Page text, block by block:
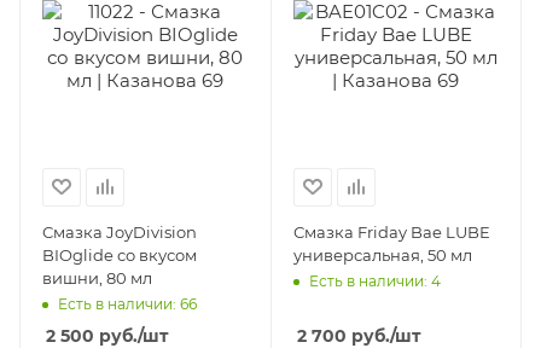
Смазка JoyDivision
BIOglide со вкусом
вишни, 80 мл
Есть в наличии: 66
2 500 руб./шт
Смазка Friday Bae LUBE
универсальная, 50 мл
Есть в наличии: 4
2 700 руб./шт